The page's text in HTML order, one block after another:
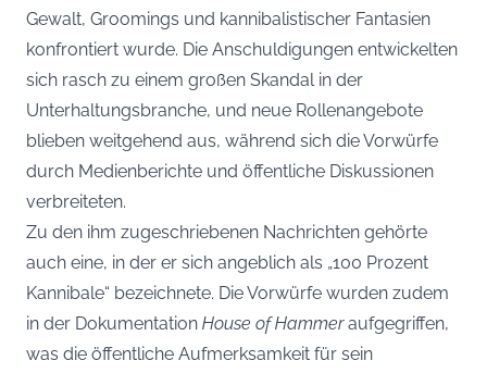
Gewalt, Groomings und kannibalistischer Fantasien
konfrontiert wurde. Die Anschuldigungen entwickelten
sich rasch zu einem großen Skandal in der
Unterhaltungsbranche, und neue Rollenangebote
blieben weitgehend aus, während sich die Vorwürfe
durch Medienberichte und öffentliche Diskussionen
verbreiteten.
Zu den ihm zugeschriebenen Nachrichten gehörte
auch eine, in der er sich angeblich als „100 Prozent
Kannibale“ bezeichnete. Die Vorwürfe wurden zudem
in der Dokumentation House of Hammeraufgegriffen,
was die öffentliche Aufmerksamkeit für sein